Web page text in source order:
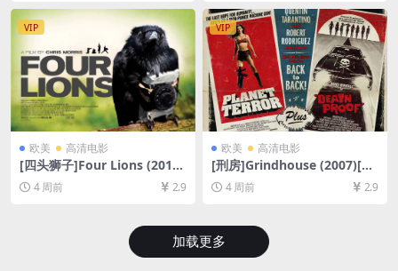
B][中文字幕]
VIP
欧美 高清电影
[四头狮子]Four Lions (2010)
[百度网盘+夸克网盘1080P超
清未删减资源][网盘在线播放/
4 周前 2.9
VIP
欧美 高清电影
[刑房]Grindhouse (2007)[百
度网盘+夸克网盘1080P超清
未删减资源][网盘在线播放/下
4 周前 2.9
加载更多